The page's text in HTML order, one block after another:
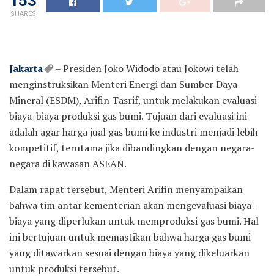
SHARES
Jakarta
– Presiden Joko Widodo atau Jokowi telah
menginstruksikan Menteri Energi dan Sumber Daya
Mineral (ESDM), Arifin Tasrif, untuk melakukan evaluasi
biaya-biaya produksi gas bumi. Tujuan dari evaluasi ini
adalah agar harga jual gas bumi ke industri menjadi lebih
kompetitif, terutama jika dibandingkan dengan negara-
negara di kawasan ASEAN.
Dalam rapat tersebut, Menteri Arifin menyampaikan
bahwa tim antar kementerian akan mengevaluasi biaya-
biaya yang diperlukan untuk memproduksi gas bumi. Hal
ini bertujuan untuk memastikan bahwa harga gas bumi
yang ditawarkan sesuai dengan biaya yang dikeluarkan
untuk produksi tersebut.